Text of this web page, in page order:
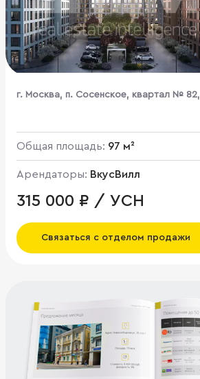
г. Москва, п. Сосенское, квартал № 82,
Общая площадь: 97 м²
Арендаторы: ВкусВилл
315 000 ₽ / УСН
Связаться с отделом продажи